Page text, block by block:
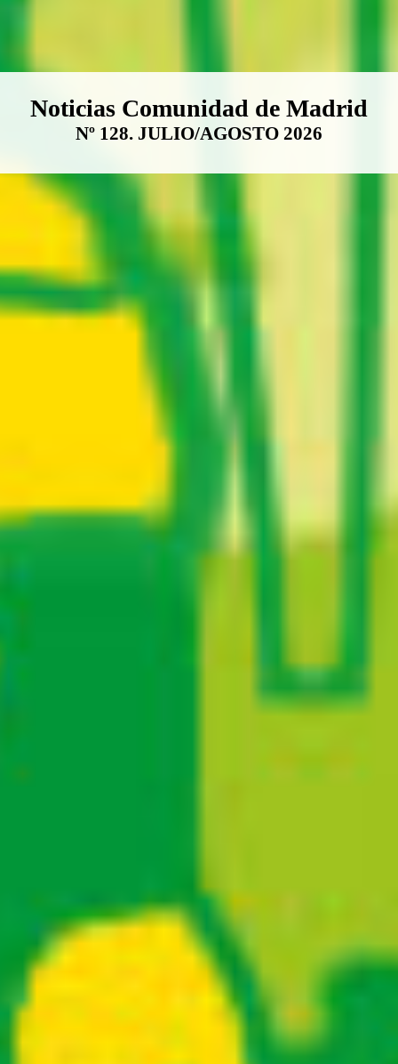
Boletín Noticias Comunidad de
Noticias Comunidad de Madrid
Nº 128. JULIO/AGOSTO 2026